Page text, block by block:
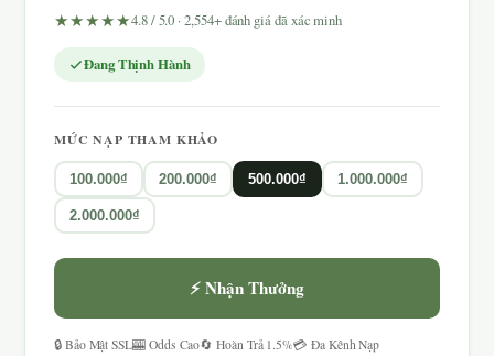
★★★★★4.8 / 5.0 · 2,554+ đánh giá đã xác minh
Đang Thịnh Hành
MỨC NẠP THAM KHẢO
100.000₫ 200.000₫ 500.000₫ 1.000.000₫
2.000.000₫
⚡ Nhận Thưởng
🔒 Bảo Mật SSL🎰 Odds Cao🔄 Hoàn Trả 1.5%💳 Đa Kênh Nạp